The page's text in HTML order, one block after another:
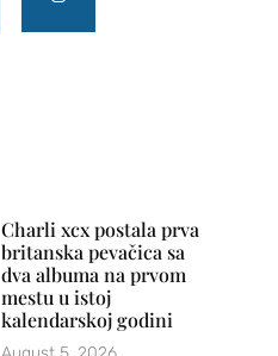
Charli xcx postala prva
britanska pevačica sa
dva albuma na prvom
mestu u istoj
kalendarskoj godini